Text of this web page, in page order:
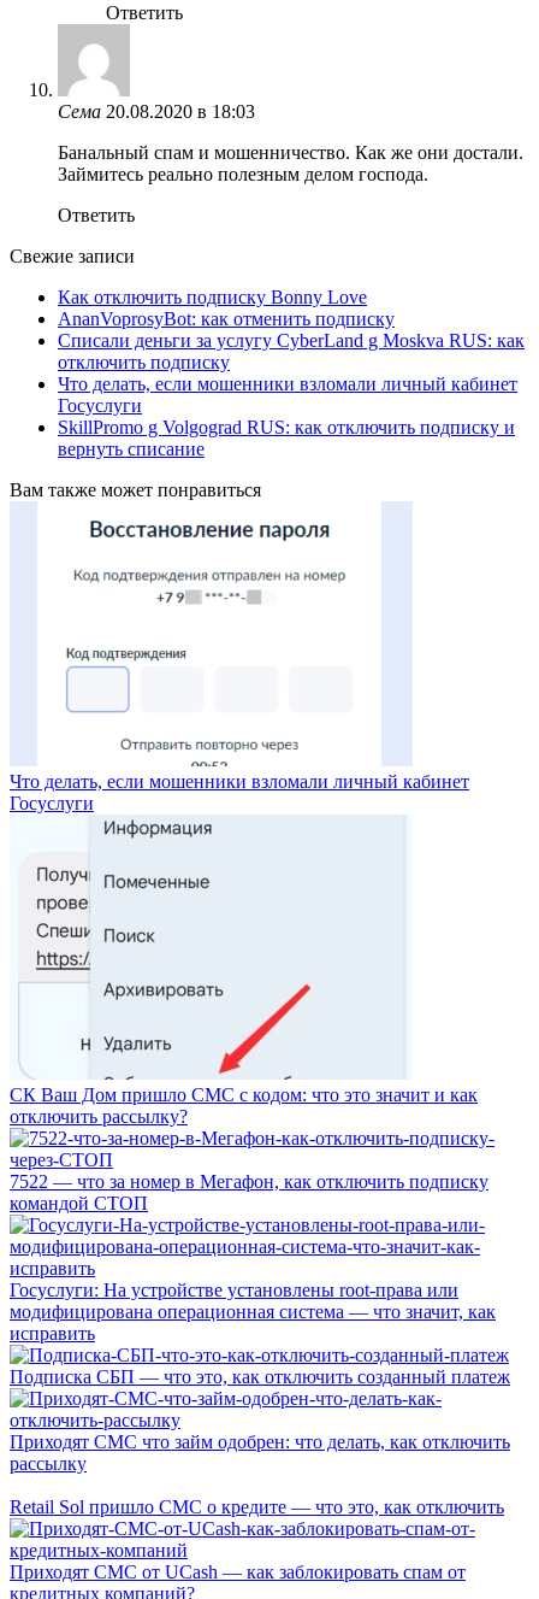
Ответить
Сема 20.08.2020 в 18:03
Банальный спам и мошенничество. Как же они достали.
Займитесь реально полезным делом господа.
Ответить
Свежие записи
Как отключить подписку Bonny Love
AnanVoprosyBot: как отменить подписку
Списали деньги за услугу CyberLand g Moskva RUS: как
отключить подписку
Что делать, если мошенники взломали личный кабинет
Госуслуги
SkillPromo g Volgograd RUS: как отключить подписку и
вернуть списание
Вам также может понравиться
Что делать, если мошенники взломали личный кабинет
Госуслуги
СК Ваш Дом пришло СМС с кодом: что это значит и как
отключить рассылку?
7522 — что за номер в Мегафон, как отключить подписку
командой СТОП
Госуслуги: На устройстве установлены root-права или
модифицирована операционная система — что значит, как
исправить
Подписка СБП — что это, как отключить созданный платеж
Приходят СМС что займ одобрен: что делать, как отключить
рассылку
Retail Sol пришло СМС о кредите — что это, как отключить
Приходят СМС от UCash — как заблокировать спам от
кредитных компаний?